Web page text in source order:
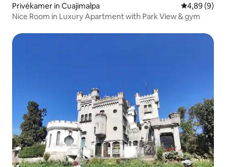
Privékamer in Cuajimalpa Gemiddelde
4,89 (9)
Nice Room in Luxury Apartment with Park View & gym